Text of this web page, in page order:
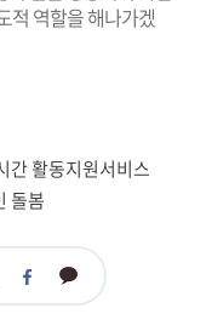
적 역할을 해나가겠
간 활동지원서비스
돌봄
페 카